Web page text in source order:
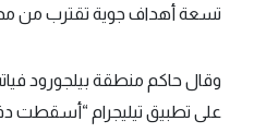
تسعة أهداف جوية تقترب من
وقال حاكم منطقة بيلجورود
على تطبيق تيليجرام “أسقطت